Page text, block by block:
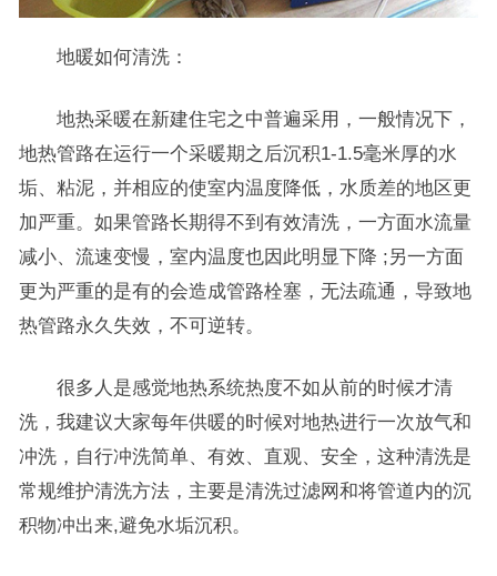
地暖如何清洗：
地热采暖在新建住宅之中普遍采用，一般情况下，
地热管路在运行一个采暖期之后沉积1-1.5毫米厚的水
垢、粘泥，并相应的使室内温度降低，水质差的地区更
加严重。如果管路长期得不到有效清洗，一方面水流量
减小、流速变慢，室内温度也因此明显下降 ;另一方面
更为严重的是有的会造成管路栓塞，无法疏通，导致地
热管路永久失效，不可逆转。
很多人是感觉地热系统热度不如从前的时候才清
洗，我建议大家每年供暖的时候对地热进行一次放气和
冲洗，自行冲洗简单、有效、直观、安全，这种清洗是
常规维护清洗方法，主要是清洗过滤网和将管道内的沉
积物冲出来,避免水垢沉积。